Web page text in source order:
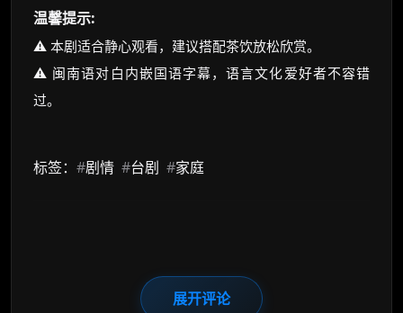
温馨提示:
⚠️ 本剧适合静心观看，建议搭配茶饮放松欣赏。
⚠️ 闽南语对白内嵌国语字幕，语言文化爱好者不容错
过。
标签： #剧情 #台剧 #家庭
展开评论